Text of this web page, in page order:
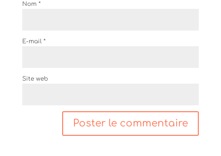
Nom *
E-mail *
Site web